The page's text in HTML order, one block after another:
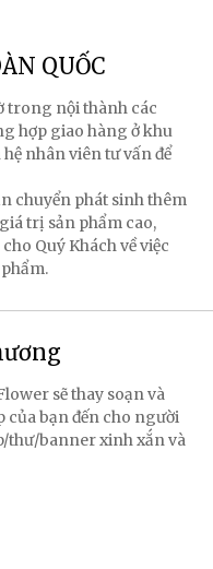
QUỐC
trong nội thành các
hợp giao hàng ở khu
nhân viên tư vấn để
chuyển phát sinh thêm
trị sản phẩm cao,
Quý Khách về việc
sẽ thay soạn và
bạn đến cho người
thư/banner xinh xắn và